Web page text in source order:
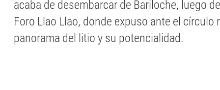
acaba de desembarcar de Bariloche, luego
Foro Llao Llao, donde expuso ante el círculo
panorama del litio y su potencialidad.